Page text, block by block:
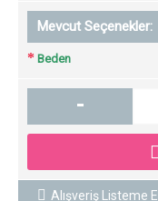
Mevcut Seçenekler:
Beden
-
Alışveriş Listeme